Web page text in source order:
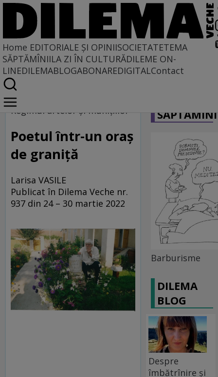
Home EDITORIALE ȘI OPINIISOCIETATETEMA
SĂPTĂMÎNIILA ZI ÎN CULTURĂDILEME ON-
LINEDILEMABLOGABONAREDIGITALContact
Home
Regimul artelor și munițiilor
Regimul artelor şi muniţiilor
Poetul într-un oraș
de graniță
Larisa VASILE
Publicat în Dilema Veche nr.
937 din 24 – 30 martie 2022
Barburisme
DILEMA
BLOG
Despre
îmbătrînire și